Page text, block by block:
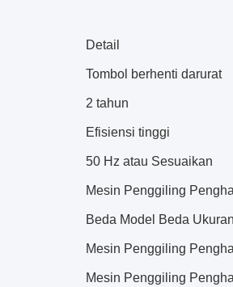
Detail
Tombol berhenti darurat
2 tahun
Efisiensi tinggi
50 Hz atau Sesuaikan
Mesin Penggiling
Beda Model Beda Ukuran
Mesin Penggiling
Mesin Penggiling